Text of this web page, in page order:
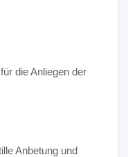
die Anliegen der
Anbetung und